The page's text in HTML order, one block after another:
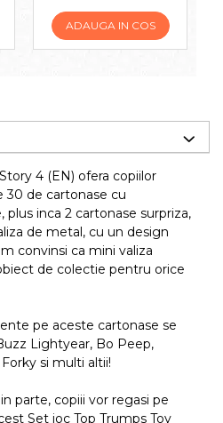
ADAUGA IN COS
4 (EN) ofera copiilor
30 de cartonase cu
plus inca 2 cartonase surpriza,
de metal, cu un design
convinsi ca mini valiza
de colectie pentru orice
pe aceste cartonase se
Lightyear, Bo Peep,
si multi altii!
parte, copiii vor regasi pe
Set joc Top Trumps Toy